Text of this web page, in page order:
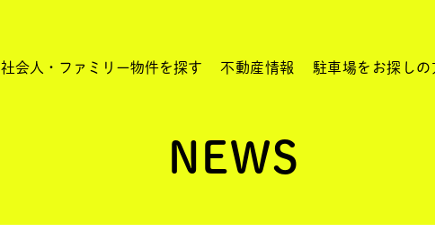
社会人・ファミリー物件を探す 不動産情報 駐車場をお探しの
NEWS